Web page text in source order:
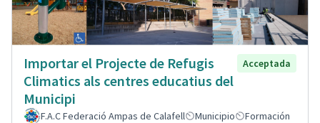
Importar el Projecte de Refugis
Climatics als centres educatius del
Municipi
Acceptada
F.A.C Federació Ampas de Calafell Municipio
Formación